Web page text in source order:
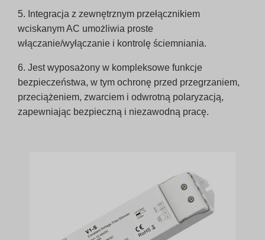
5. Integracja z zewnętrznym przełącznikiem
wciskanym AC umożliwia proste
włączanie/wyłączanie i kontrolę ściemniania.
6. Jest wyposażony w kompleksowe funkcje
bezpieczeństwa, w tym ochronę przed przegrzaniem,
przeciążeniem, zwarciem i odwrotną polaryzacją,
zapewniając bezpieczną i niezawodną pracę.